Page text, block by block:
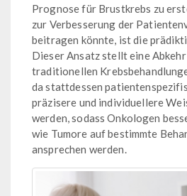
Prognose für Brustkrebs zu
zur Verbesserung der
beitragen könnte, ist die
Dieser Ansatz stellt eine
traditionellen
da stattdessen
präzisere und individuellere
werden, sodass Onkologen
wie Tumore auf bestimmte
ansprechen werden.